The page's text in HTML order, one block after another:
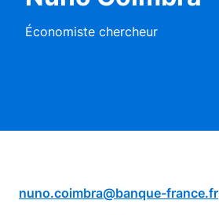
Économiste chercheur
nuno.coimbra@banque-france.fr